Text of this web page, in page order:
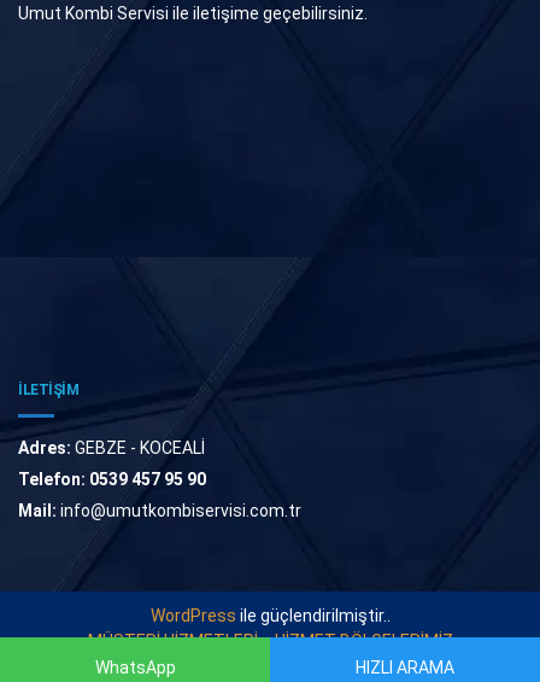
Umut Kombi Servisi ile iletişime geçebilirsiniz.
İLETİŞİM
Adres: GEBZE - KOCEALİ
Telefon: 0539 457 95 90
Mail: info@umutkombiservisi.com.tr
WordPress ile güçlendirilmiştir..
MÜŞTERİ HİZMETLERİ
HİZMET BÖLGELERİMİZ
© 2022UMUT KOMBİ SERVİSİ . Tüm Hakları Saklıdır.
WhatsApp HIZLI ARAMA